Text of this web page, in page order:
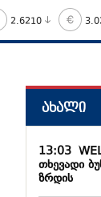
2.6210
ახალი
13:03
თხევადი
ზრდის